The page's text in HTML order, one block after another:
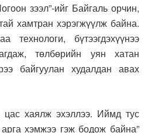
зээл”-ийг Байгаль орчин,
хамтран хэрэгжүүлж байна.
технологи, бүтээгдэхүүнээ
төлбөрийн уян хатан
байгуулан худалдан авах
цас хаялж эхэллээ. Иймд тус
арга хэмжээ гэж бодож байна”